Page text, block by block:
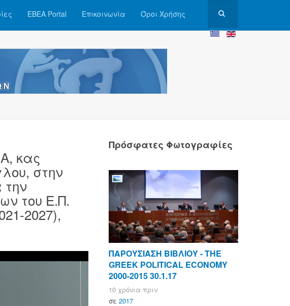
ΕΒΕΑ Portal Επικοινωνία Όροι Χρήσης
κας
στην
του Ε.Π.
2027),
Πρόσφατες Φωτογραφίες
ΠΑΡΟΥΣΙΑΣΗ ΒΙΒΛΙΟΥ - ΤΗΕ
GREEK POLITICAL ECONOMY
2000-2015 30.1.17
10 χρόνια πριν
σε 2017